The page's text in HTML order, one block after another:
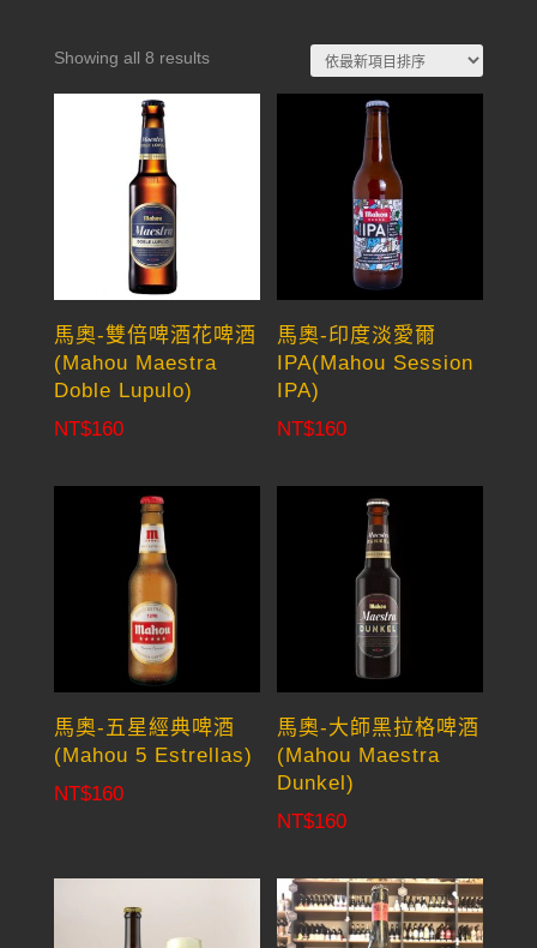
Showing all 8 resultsSorted
馬奧-雙倍啤酒花啤酒
(Mahou Maestra
Doble Lupulo)
NT$160
馬奧-印度淡愛爾
IPA(Mahou Session
IPA)
NT$160
馬奧-五星經典啤酒
(Mahou 5 Estrellas)
NT$160
馬奧-大師黑拉格啤酒
(Mahou Maestra
Dunkel)
NT$160